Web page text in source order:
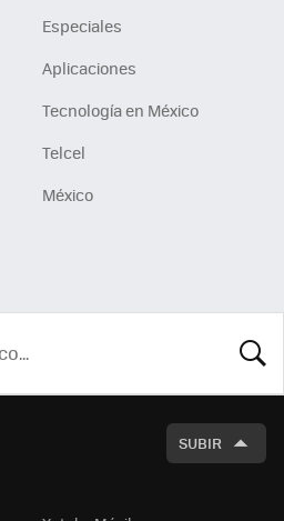
Especiales
Aplicaciones
Tecnología en México
Telcel
México
SUBIR